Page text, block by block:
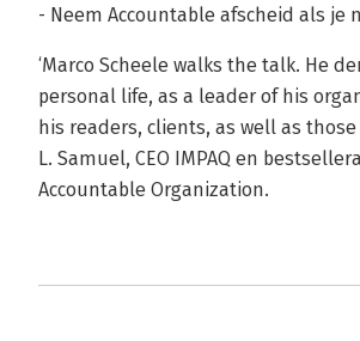
- Neem Accountable afscheid als
‘Marco Scheele walks the talk. He
personal life, as a leader of his
his readers, clients, as well as
L. Samuel, CEO IMPAQ en
Accountable Organization.